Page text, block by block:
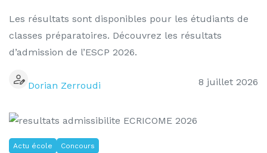
Les résultats sont disponibles pour les étudiants de
classes préparatoires. Découvrez les résultats
d’admission de l’ESCP 2026.
Dorian Zerroudi 8 juillet 2026
Actu école Concours